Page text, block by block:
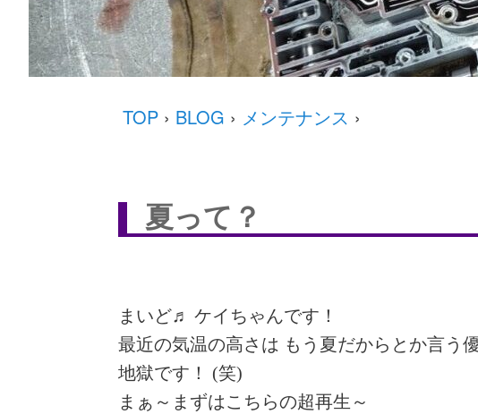
TOP › BLOG › メンテナンス ›
夏って？
まいど♬ ケイちゃんです！
最近の気温の高さは もう夏だからとか言う
地獄です！ (笑)
まぁ～まずはこちらの超再生～